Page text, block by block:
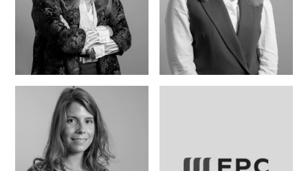
Maria José
Andrade Campos